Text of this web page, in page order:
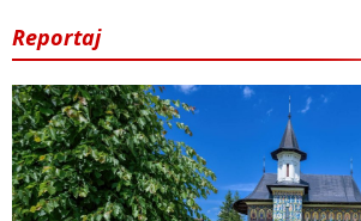
Reportaj